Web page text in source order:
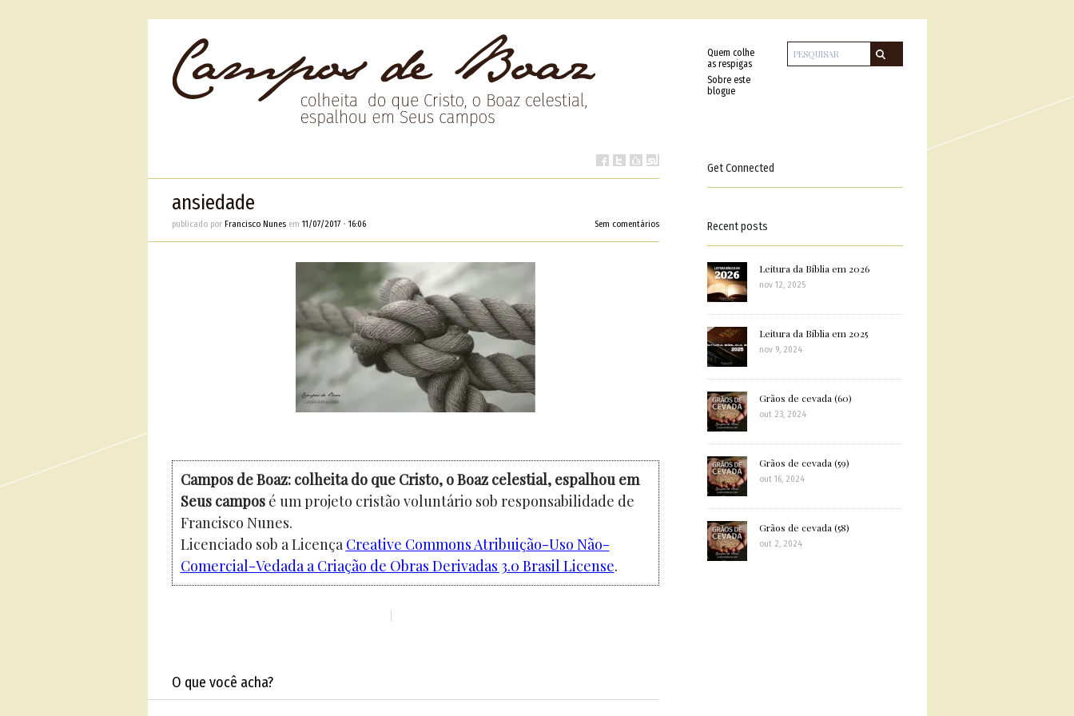
Quem colhe
as respigas
Sobre este
blogue
ansiedade
publicado por Francisco Nunesem 11/07/2017• 16:06 Sem comentários
Campos de Boaz: colheita do que Cristo, o Boaz celestial, espalhou em
Seus camposé um projeto cristão voluntário sob responsabilidade de
Francisco Nunes.
Licenciado sob a Licença Creative Commons Atribuição-Uso Não-
Comercial-Vedada a Criação de Obras Derivadas 3.0 Brasil License.
O que você acha?
Get Connected
Recent posts
Leitura da Bíblia em 2026
nov 12, 2025
Leitura da Bíblia em 2025
nov 9, 2024
Grãos de cevada (60)
out 23, 2024
Grãos de cevada (59)
out 16, 2024
Grãos de cevada (58)
out 2, 2024